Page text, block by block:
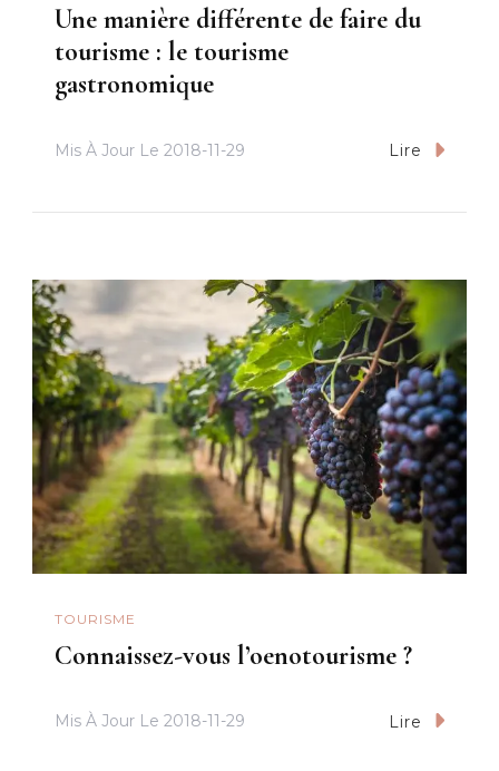
Une manière différente de faire du
tourisme : le tourisme
gastronomique
Mis À Jour Le 2018-11-29 Lire
TOURISME
Connaissez-vous l’oenotourisme ?
Mis À Jour Le 2018-11-29 Lire